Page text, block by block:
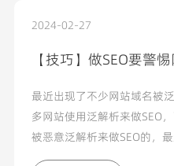
2024-02-27
【技巧】做SEO要警
最近出现了不少网站域名被
多网站使用泛解析来做SEO
被恶意泛解析来做SEO的，
注册的一个域名尚未启用做